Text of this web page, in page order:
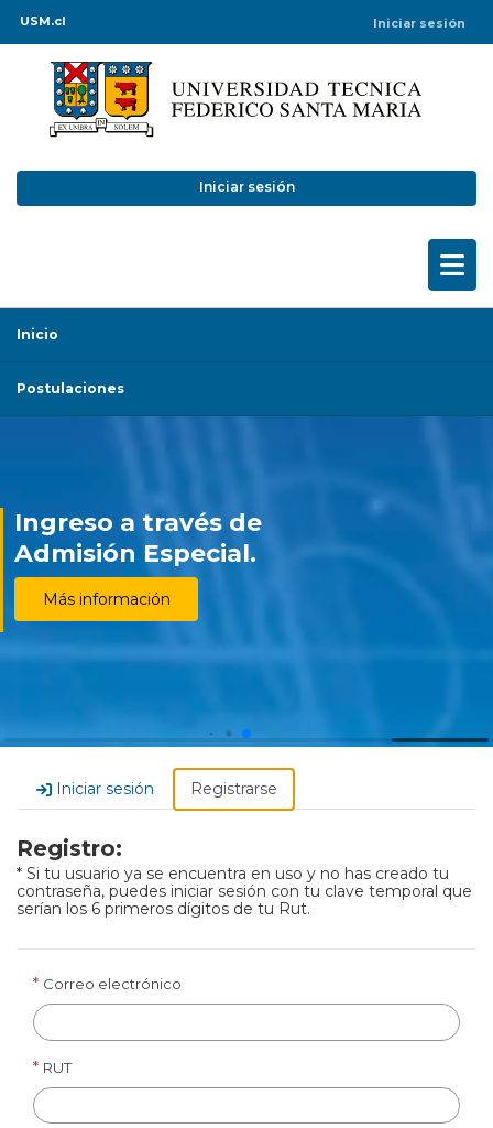
USM.cl Iniciar sesión
Iniciar sesión
Inicio
Postulaciones
Ingreso a través de
Admisión Especial.
Más información
Iniciar sesión Registrarse
Registro:
* Si tu usuario ya se encuentra en uso y no has creado tu
contraseña, puedes iniciar sesión con tu clave temporal que
serían los 6 primeros dígitos de tu Rut.
Correo electrónico
RUT